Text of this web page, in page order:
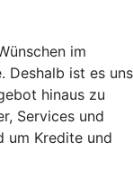
im
Deshalb ist es uns
hinaus zu
Services und
um Kredite und